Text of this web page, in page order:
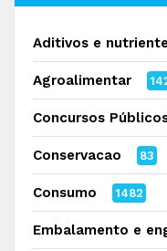
Aditivos e
Agroalimentar
Concursos
Conservacao 83
Consumo 1482
Embalamento e